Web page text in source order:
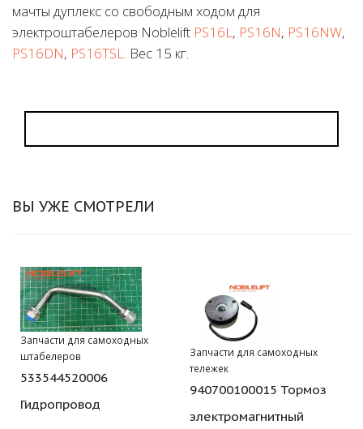
мачты дуплекс со свободным ходом для
электроштабелеров Noblelift PS16L, PS16N, PS16NW,
PS16DN, PS16TSL. Вес 15 кг.
ВЫ УЖЕ СМОТРЕЛИ
Запчасти для самоходных
штабелеров
533544520006
Гидропровод
Запчасти для самоходных
тележек
940700100015 Тормоз
электромагнитный